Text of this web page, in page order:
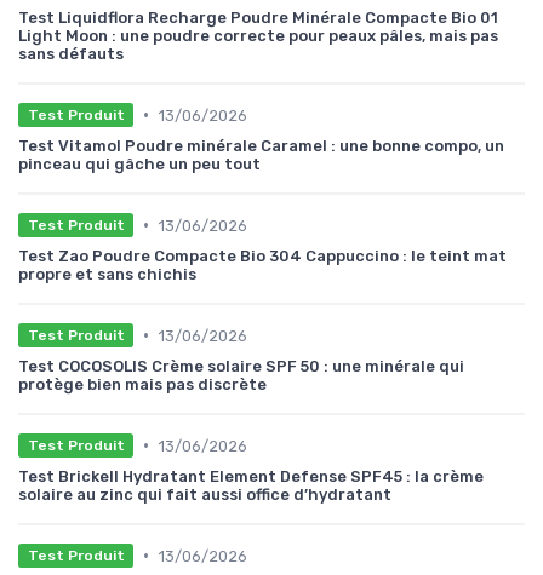
Test Liquidflora Recharge Poudre Minérale Compacte Bio 01
Light Moon : une poudre correcte pour peaux pâles, mais pas
sans défauts
Test Produit • 13/06/2026
Test Vitamol Poudre minérale Caramel : une bonne compo, un
pinceau qui gâche un peu tout
Test Produit • 13/06/2026
Test Zao Poudre Compacte Bio 304 Cappuccino : le teint mat
propre et sans chichis
Test Produit • 13/06/2026
Test COCOSOLIS Crème solaire SPF 50 : une minérale qui
protège bien mais pas discrète
Test Produit • 13/06/2026
Test Brickell Hydratant Element Defense SPF45 : la crème
solaire au zinc qui fait aussi office d’hydratant
Test Produit • 13/06/2026